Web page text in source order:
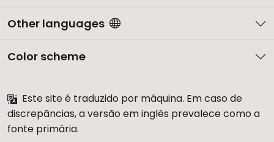
Other languages
Color scheme
Este site é traduzido por máquina. Em caso de
discrepâncias, a versão em inglês prevalece como a
fonte primária.